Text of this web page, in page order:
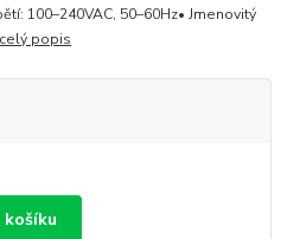
100–240VAC, 50–60Hz• Jmenovitý
celý popis